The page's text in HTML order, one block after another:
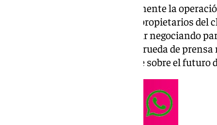
Lejos de dar por rota definitivamente la
mensaje directo a los actuales propietarios del
sigo en Sevilla y queremos seguir negociando
necesario», afirmó durante una rueda de
institucional y la incertidumbre sobre el futuro